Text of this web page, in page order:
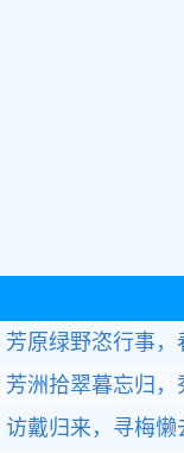
芳原绿野恣行事
芳洲拾翠暮忘归
访戴归来，寻梅